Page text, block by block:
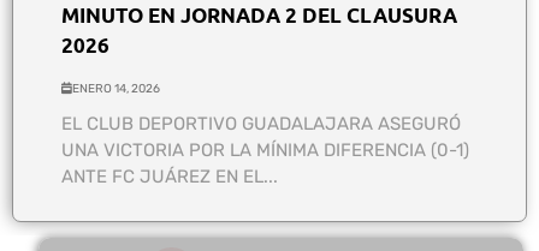
MINUTO EN JORNADA 2 DEL CLAUSURA
2026
ENERO 14, 2026
EL CLUB DEPORTIVO GUADALAJARA ASEGURÓ
UNA VICTORIA POR LA MÍNIMA DIFERENCIA (0-1)
ANTE FC JUÁREZ EN EL...